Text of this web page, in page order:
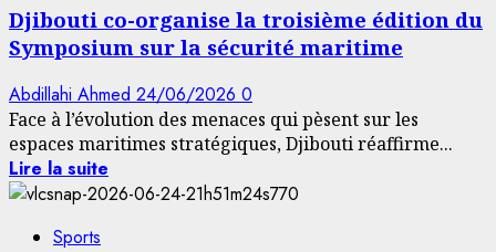
Djibouti co-organise la troisième édition du
Symposium sur la sécurité maritime
Abdillahi Ahmed 24/06/2026 0
Face à l’évolution des menaces qui pèsent sur les
espaces maritimes stratégiques, Djibouti réaffirme...
Lire la suite
Sports